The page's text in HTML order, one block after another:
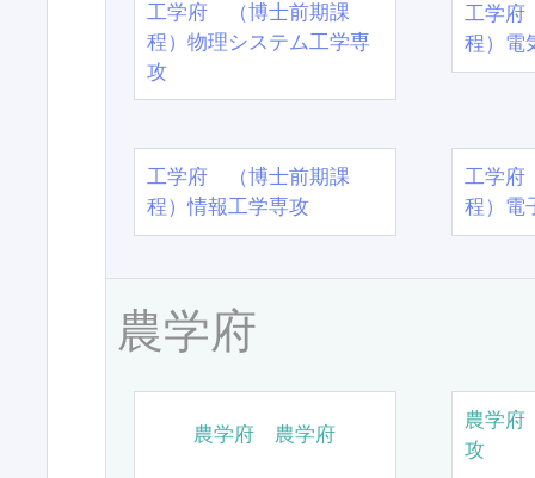
工学府 （博士前期課
程）物理システム工学専
攻
工学
程）電
工学府 （博士前期課
程）情報工学専攻
工学
程）電
農学府
農学府 農学府
農学
攻